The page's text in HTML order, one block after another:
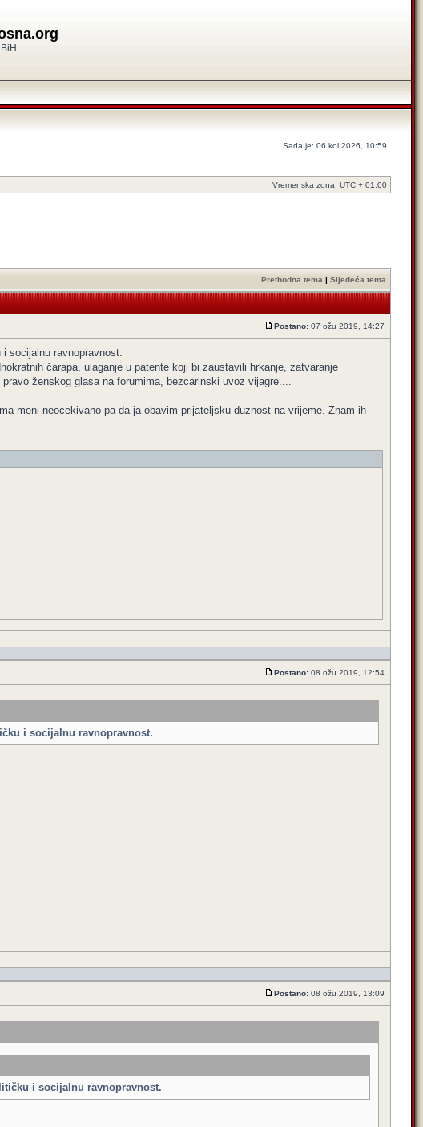
Sada je: 06 kol 2026, 10:59.
Vremenska zona: UTC + 01:00
Prethodna tema | Sljedeća tema
Postano: 07 ožu 2019, 14:27
socijalnu ravnopravnost.
čarapa, ulaganje u patente koji bi zaustavili hrkanje, zatvaranje
ženskog glasa na forumima, bezcarinski uvoz vijagre....
meni neocekivano pa da ja obavim prijateljsku duznost na vrijeme. Znam ih
Postano: 08 ožu 2019, 12:54
i socijalnu ravnopravnost.
Postano: 08 ožu 2019, 13:09
i socijalnu ravnopravnost.